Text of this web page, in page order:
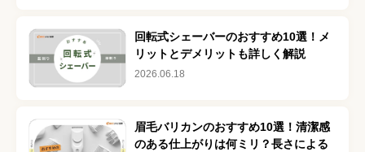
回転式シェーバーのおすすめ10選！メ
リットとデメリットも詳しく解説
2026.06.18
眉毛バリカンのおすすめ10選！清潔感
のある仕上がりは何ミリ？長さによる